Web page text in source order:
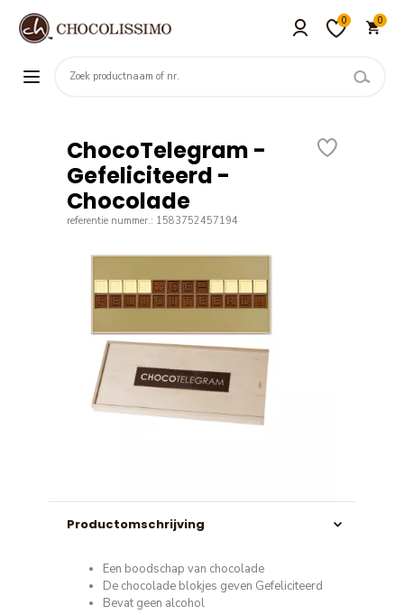
0 0
ChocoTelegram -
Gefeliciteerd -
Chocolade
referentie nummer.: 1583752457194
Productomschrijving
Een boodschap van chocolade
De chocolade blokjes geven Gefeliciteerd
Bevat geen alcohol